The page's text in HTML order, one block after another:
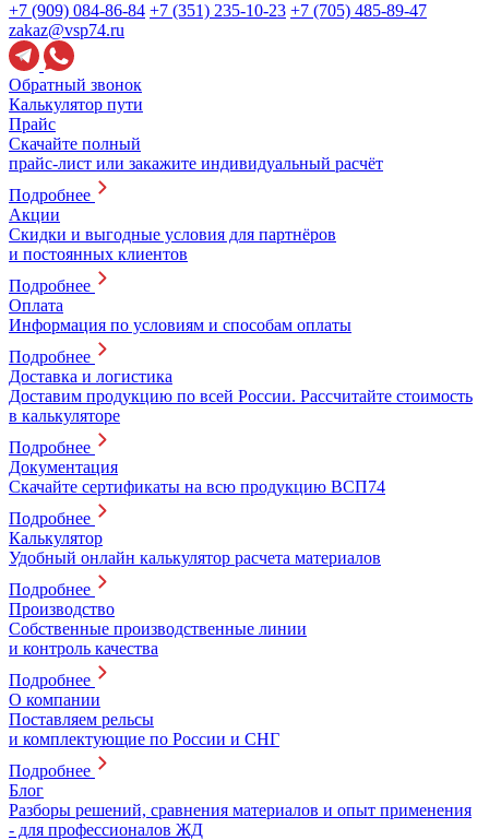
+7 (909) 084-86-84 +7 (351) 235-10-23 +7 (705) 485-89-47
zakaz@vsp74.ru
Обратный звонок
Калькулятор пути
Прайс
Скачайте полный
прайс-лист или закажите индивидуальный расчёт
Подробнее
Акции
Скидки и выгодные условия для партнёров
и постоянных клиентов
Подробнее
Оплата
Информация по условиям и способам оплаты
Подробнее
Доставка и логистика
Доставим продукцию по всей России. Рассчитайте стоимость
в калькуляторе
Подробнее
Документация
Скачайте сертификаты на всю продукцию ВСП74
Подробнее
Калькулятор
Удобный онлайн калькулятор расчета материалов
Подробнее
Производство
Собственные производственные линии
и контроль качества
Подробнее
О компании
Поставляем рельсы
и комплектующие по России и СНГ
Подробнее
Блог
Разборы решений, сравнения материалов и опыт применения
- для профессионалов ЖД